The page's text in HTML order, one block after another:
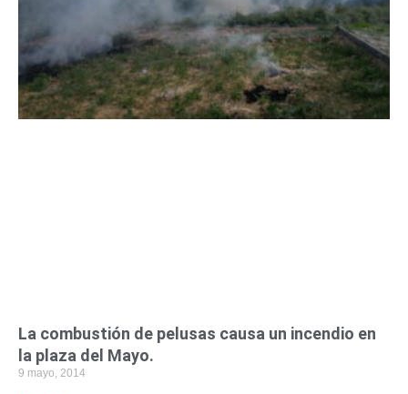
La combustión de pelusas causa un incendio en
la plaza del Mayo.
9 mayo, 2014